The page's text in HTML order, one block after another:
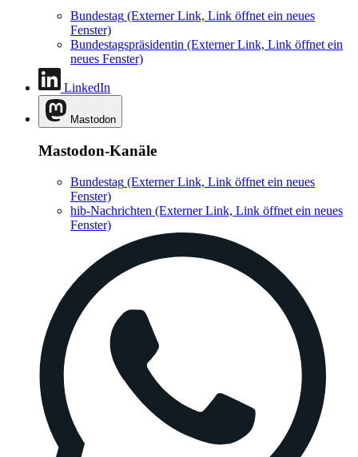
Bundestag (Externer Link, Link öffnet ein neues
Fenster)
Bundestagspräsidentin (Externer Link, Link öffnet ein
neues Fenster)
LinkedIn
Mastodon
Mastodon-Kanäle
Bundestag (Externer Link, Link öffnet ein neues
Fenster)
hib-Nachrichten (Externer Link, Link öffnet ein neues
Fenster)